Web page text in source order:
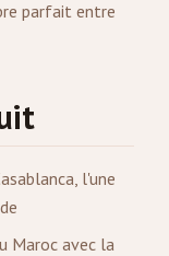
parfait entre
l'une
Maroc avec la